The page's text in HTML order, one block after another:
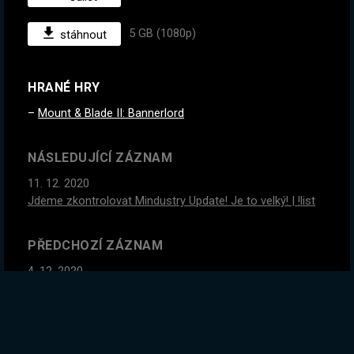
stáhnout 5 GB (1080p)
HRANÉ HRY
Mount & Blade II: Bannerlord
NÁSLEDUJÍCÍ ZÁZNAM
11. 12. 2020
Jdeme zkontrolovat Mindustry Update! Je to velký! | !list
PŘEDCHOZÍ ZÁZNAM
4. 12. 2020